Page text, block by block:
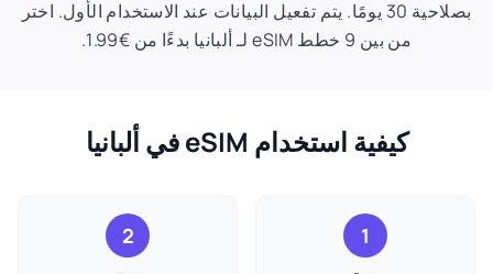
بصلاحية 30 يومًا. يتم تفعيل البيانات عند الاستخدام الأول. اختر
من بين 9 خطط eSIM لـ ألبانيا بدءًا من €1.99.
كيفية استخدام eSIM في ألبانيا
1
2